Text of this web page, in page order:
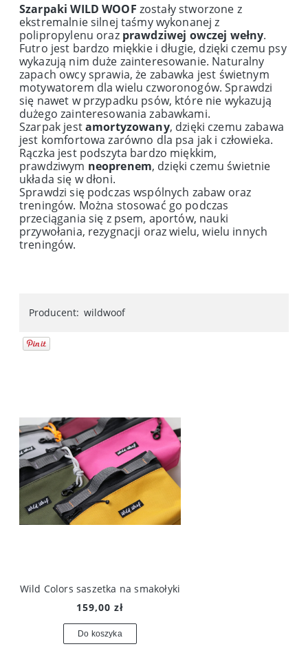
Szarpaki WILD WOOF zostały stworzone z
ekstremalnie silnej taśmy wykonanej z
polipropylenu oraz prawdziwej owczej wełny.
Futro jest bardzo miękkie i długie, dzięki czemu psy
wykazują nim duże zainteresowanie. Naturalny
zapach owcy sprawia, że zabawka jest świetnym
motywatorem dla wielu czworonogów. Sprawdzi
się nawet w przypadku psów, które nie wykazują
dużego zainteresowania zabawkami.
Szarpak jestamortyzowany, dzięki czemu zabawa
jest komfortowa zarówno dla psa jak i człowieka.
Rączka jest podszyta bardzo miękkim,
prawdziwym neoprenem, dzięki czemu świetnie
układa się w dłoni.
Sprawdzi się podczas wspólnych zabaw oraz
treningów. Można stosować go podczas
przeciągania się z psem, aportów, nauki
przywołania, rezygnacji oraz wielu, wielu innych
treningów.
Producent: wildwoof
Wild Colors saszetka na smakołyki
159,00 zł
Do koszyka